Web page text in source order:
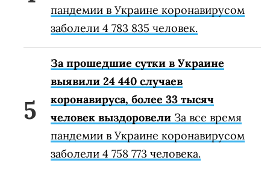
пандемии в Украине коронавирусом
заболели 4 783 835 человек.
За прошедшие сутки в Украине
выявили 24 440 случаев
коронавируса, более 33 тысяч
человек выздоровели За все время
пандемии в Украине коронавирусом
заболели 4 758 773 человека.